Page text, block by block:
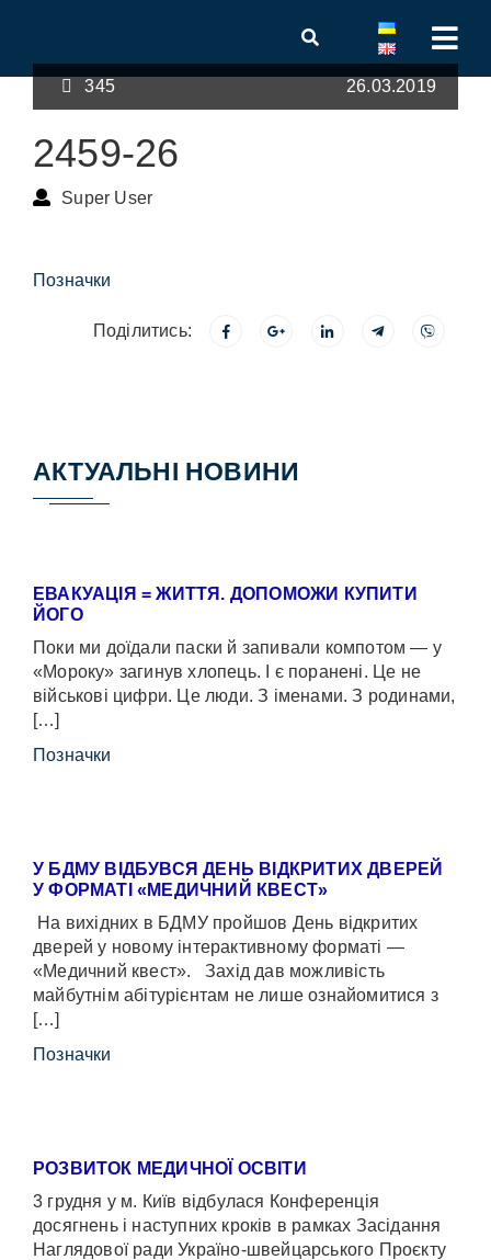
345 26.03.2019
2459-26
Super User
Позначки
Поділитись:
АКТУАЛЬНІ НОВИНИ
ЕВАКУАЦІЯ = ЖИТТЯ. ДОПОМОЖИ КУПИТИ
ЙОГО
Поки ми доїдали паски й запивали компотом — у
«Мороку» загинув хлопець. І є поранені. Це не
військові цифри. Це люди. З іменами. З родинами,
[…]
Позначки
У БДМУ ВІДБУВСЯ ДЕНЬ ВІДКРИТИХ ДВЕРЕЙ
У ФОРМАТІ «МЕДИЧНИЙ КВЕСТ»
На вихідних в БДМУ пройшов День відкритих
дверей у новому інтерактивному форматі —
«Медичний квест». Захід дав можливість
майбутнім абітурієнтам не лише ознайомитися з
[…]
Позначки
РОЗВИТОК МЕДИЧНОЇ ОСВІТИ
3 грудня у м. Київ відбулася Конференція
досягнень і наступних кроків в рамках Засідання
Наглядової ради Україно-швейцарського Проєкту